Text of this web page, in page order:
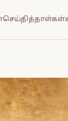
செய்தித்தாள்கள்